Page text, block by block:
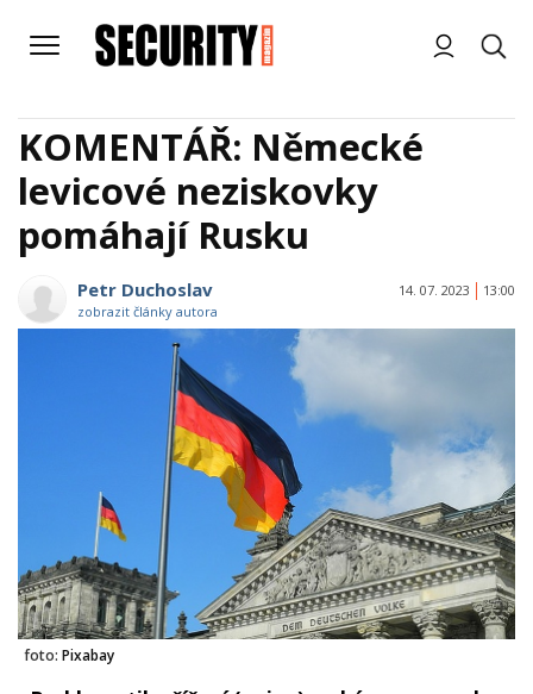
KOMENTÁŘ: Německé
levicové neziskovky
pomáhají Rusku
Petr Duchoslav
zobrazit články autora
14. 07. 2023 13:00
foto: Pixabay